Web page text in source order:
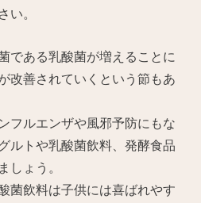
い。
である乳酸菌が増えることに
改善されていくという節もあ
フルエンザや風邪予防にもな
ルトや乳酸菌飲料、発酵食品
しょう。
菌飲料は子供には喜ばれやす